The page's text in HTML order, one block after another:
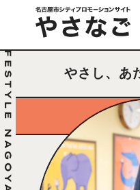
やさし、あ